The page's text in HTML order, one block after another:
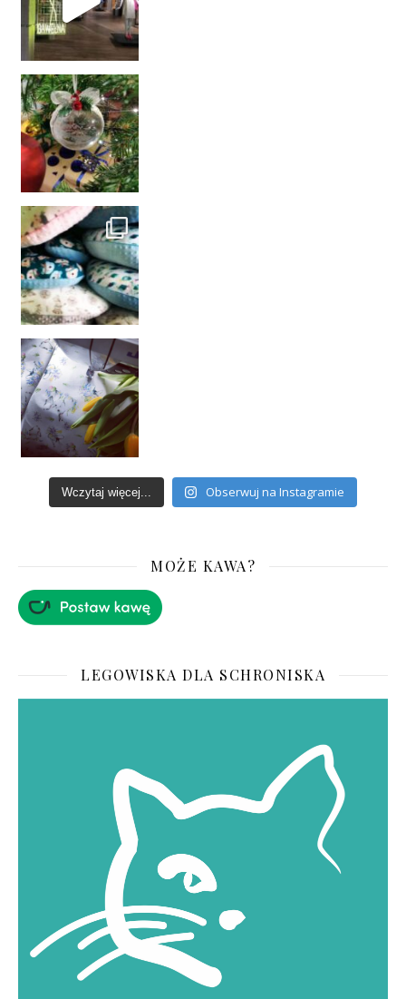
Wczytaj więcej... Obserwuj na Instagramie
MOŻE KAWA?
LEGOWISKA DLA SCHRONISKA